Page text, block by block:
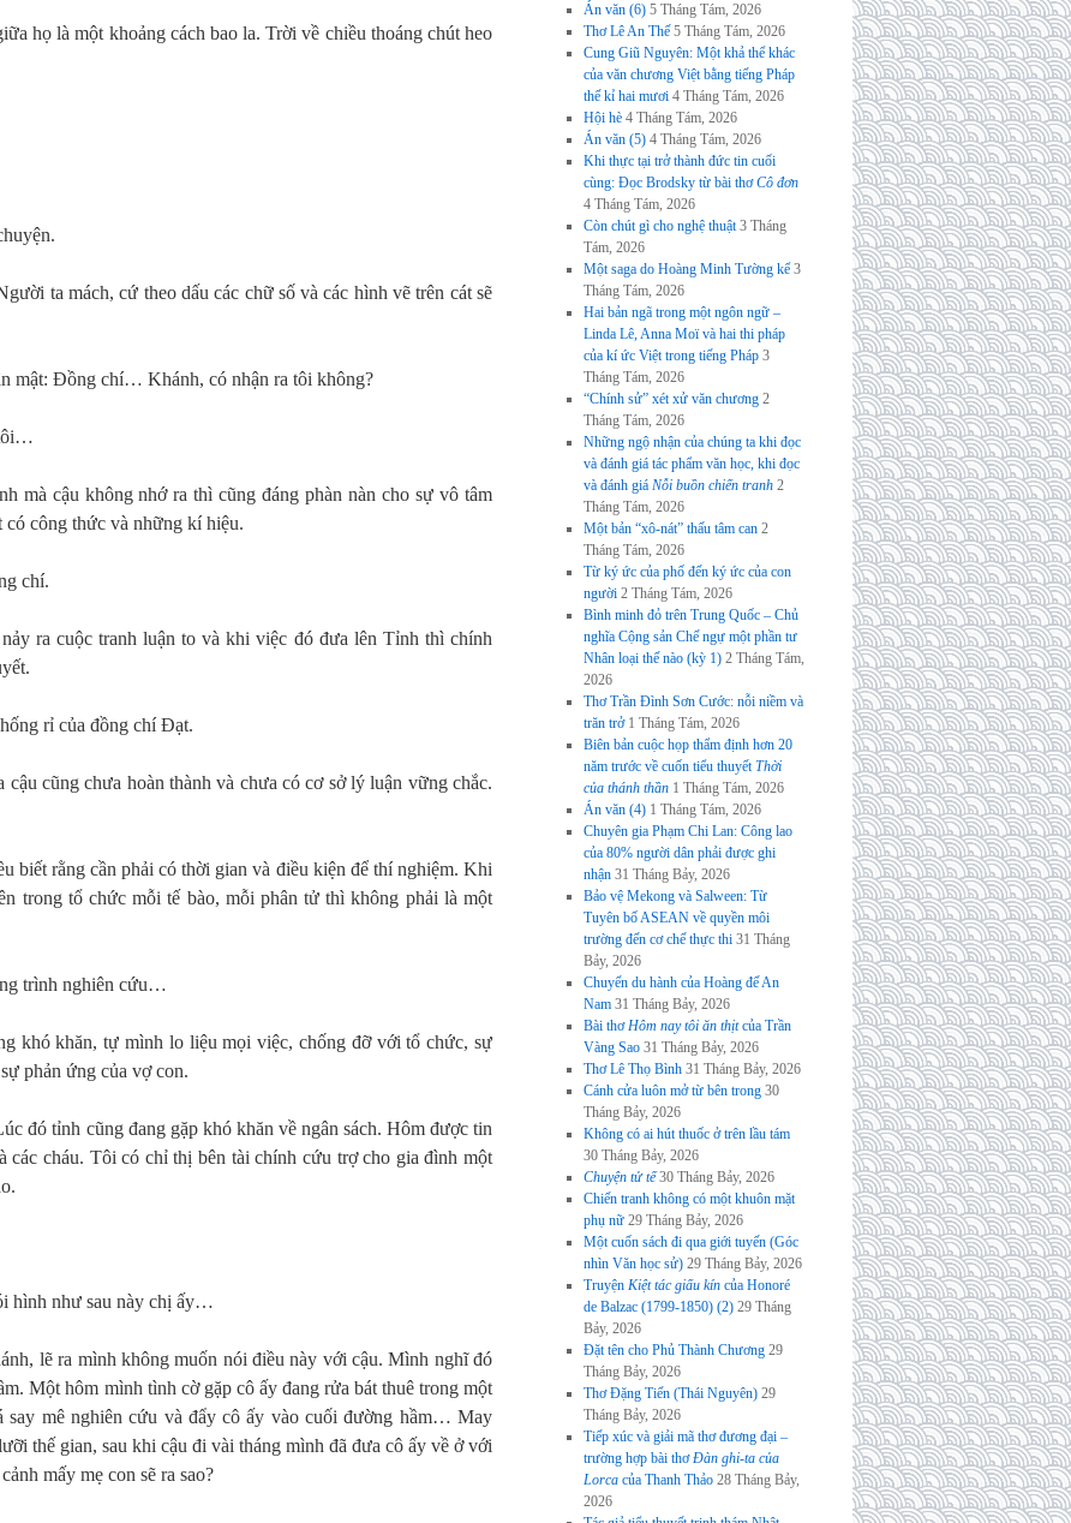
họ là một khoảng cách bao la. Trời về chiều thoáng chút heo
ta mách, cứ theo dấu các chữ số và các hình vẽ trên cát sẽ
mật: Đồng chí… Khánh, có nhận ra tôi không?
mà cậu không nhớ ra thì cũng đáng phàn nàn cho sự vô tâm
có công thức và những kí hiệu.
chí.
ra cuộc tranh luận to và khi việc đó đưa lên Tỉnh thì chính
rỉ của đồng chí Đạt.
cũng chưa hoàn thành và chưa có cơ sở lý luận vững chắc.
biết rằng cần phải có thời gian và điều kiện để thí nghiệm. Khi
trong tổ chức mỗi tế bào, mỗi phân tử thì không phải là một
trình nghiên cứu…
khó khăn, tự mình lo liệu mọi việc, chống đỡ với tổ chức, sự
phản ứng của vợ con.
đó tỉnh cũng đang gặp khó khăn về ngân sách. Hôm được tin
cháu. Tôi có chỉ thị bên tài chính cứu trợ cho gia đình một
hình như sau này chị ấy…
lẽ ra mình không muốn nói điều này với cậu. Mình nghĩ đó
Một hôm mình tình cờ gặp cô ấy đang rửa bát thuê trong một
say mê nghiên cứu và đẩy cô ấy vào cuối đường hầm… May
thế gian, sau khi cậu đi vài tháng mình đã đưa cô ấy về ở với
mấy mẹ con sẽ ra sao?
Án văn (6) 5 Tháng Tám, 2026
Thơ Lê An Thế 5 Tháng Tám, 2026
Cung Giũ Nguyên: Một khả thể khác
của văn chương Việt bằng tiếng Pháp
thế kỉ hai mươi 4 Tháng Tám, 2026
Hội hè 4 Tháng Tám, 2026
Án văn (5) 4 Tháng Tám, 2026
Khi thực tại trở thành đức tin cuối
cùng: Đọc Brodsky từ bài thơCô đơn
4 Tháng Tám, 2026
Còn chút gì cho nghệ thuật 3 Tháng
Tám, 2026
Một saga do Hoàng Minh Tường kể 3
Tháng Tám, 2026
Hai bản ngã trong một ngôn ngữ –
Linda Lê, Anna Moï và hai thi pháp
của kí ức Việt trong tiếng Pháp 3
Tháng Tám, 2026
“Chính sử” xét xử văn chương 2
Tháng Tám, 2026
Những ngộ nhận của chúng ta khi đọc
và đánh giá tác phẩm văn học, khi đọc
và đánh giá Nỗi buồn chiến tranh 2
Tháng Tám, 2026
Một bản “xô-nát” thấu tâm can 2
Tháng Tám, 2026
Từ ký ức của phố đến ký ức của con
người 2 Tháng Tám, 2026
Bình minh đỏ trên Trung Quốc – Chủ
nghĩa Cộng sản Chế ngự một phần tư
Nhân loại thế nào (kỳ 1) 2 Tháng Tám,
2026
Thơ Trần Đình Sơn Cước: nỗi niềm và
trăn trở 1 Tháng Tám, 2026
Biên bản cuộc họp thẩm định hơn 20
năm trước về cuốn tiểu thuyếtThời
của thánh thần 1 Tháng Tám, 2026
Án văn (4) 1 Tháng Tám, 2026
Chuyên gia Phạm Chi Lan: Công lao
của 80% người dân phải được ghi
nhận 31 Tháng Bảy, 2026
Bảo vệ Mekong và Salween: Từ
Tuyên bố ASEAN về quyền môi
trường đến cơ chế thực thi 31 Tháng
Bảy, 2026
Chuyến du hành của Hoàng đế An
Nam 31 Tháng Bảy, 2026
Bài thơHôm nay tôi ăn thịtcủa Trần
Vàng Sao 31 Tháng Bảy, 2026
Thơ Lê Thọ Bình 31 Tháng Bảy, 2026
Cánh cửa luôn mở từ bên trong 30
Tháng Bảy, 2026
Không có ai hút thuốc ở trên lầu tám
30 Tháng Bảy, 2026
Chuyện tử tế 30 Tháng Bảy, 2026
Chiến tranh không có một khuôn mặt
phụ nữ 29 Tháng Bảy, 2026
Một cuốn sách đi qua giới tuyến (Góc
nhìn Văn học sử) 29 Tháng Bảy, 2026
Truyện Kiệt tác giấu kíncủa Honoré
de Balzac (1799-1850) (2) 29 Tháng
Bảy, 2026
Đặt tên cho Phủ Thành Chương 29
Tháng Bảy, 2026
Thơ Đặng Tiến (Thái Nguyên) 29
Tháng Bảy, 2026
Tiếp xúc và giải mã thơ đương đại –
trường hợp bài thơĐàn ghi-ta của
Lorcacủa Thanh Thảo 28 Tháng Bảy,
2026